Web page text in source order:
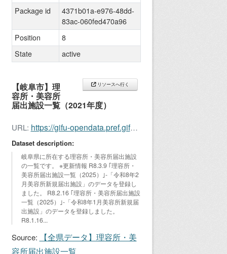
リソースへ行く
【岐阜市】理
容所・美容所
届出施設一覧（2021年度）
URL: https://gifu-opendata.pref.gifu.lg.jp/dataset/c212016-042
Dataset description:
岐阜県に所在する理容所・美容所届出施設
の一覧です。 ※更新情報 R8.3.9 ｢理容所・
美容所届出施設一覧（2025）｣-「令和8年2
月美容所新規届出施設」のデータを登録し
ました。 R8.2.16 ｢理容所・美容所届出施設
一覧（2025）｣-「令和8年1月美容所新規届
出施設」のデータを登録しました。
R8.1.16...
Source:
【全県データ】理容所・美
容所届出施設一覧
Package id
4371b01a-e976-48dd-
83ac-060fed470a96
Position
8
State
active